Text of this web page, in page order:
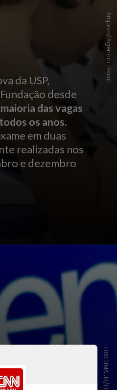
Arquivo/Agência Brasil
da USP,
desde
das vagas
os anos.
em duas
realizadas nos
e dezembro